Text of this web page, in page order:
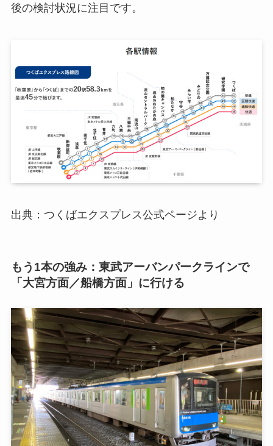
後の検討状況に注目です。
出典：つくばエクスプレス公式ページより
もう1本の強み：東武アーバンパークラインで
「大宮方面／船橋方面」に行ける